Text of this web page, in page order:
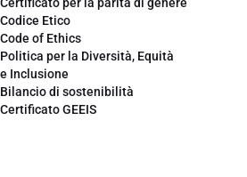
Codice Etico
Code of Ethics
Politica per la Diversità, Equità
e Inclusione
Bilancio di sostenibilità
Certificato GEEIS